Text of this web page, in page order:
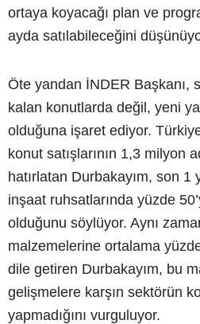
ortaya koyacağı plan ve
ayda satılabileceğini
Öte yandan İNDER Başkanı,
kalan konutlarda değil, yeni
olduğuna işaret ediyor.
konut satışlarının 1,3 milyon
hatırlatan Durbakayım, son 1
inşaat ruhsatlarında yüzde
olduğunu söylüyor. Aynı
malzemelerine ortalama
dile getiren Durbakayım, bu
gelişmelere karşın sektörün
yapmadığını vurguluyor.